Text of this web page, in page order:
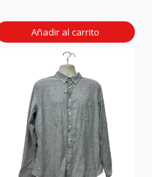
Añadir al carrito